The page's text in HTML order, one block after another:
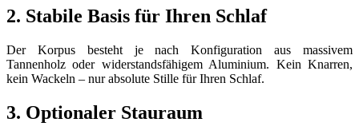
2. Stabile Basis für Ihren Schlaf
Der Korpus besteht je nach Konfiguration aus massivem
Tannenholz oder widerstandsfähigem Aluminium. Kein Knarren,
kein Wackeln – nur absolute Stille für Ihren Schlaf.
3. Optionaler Stauraum